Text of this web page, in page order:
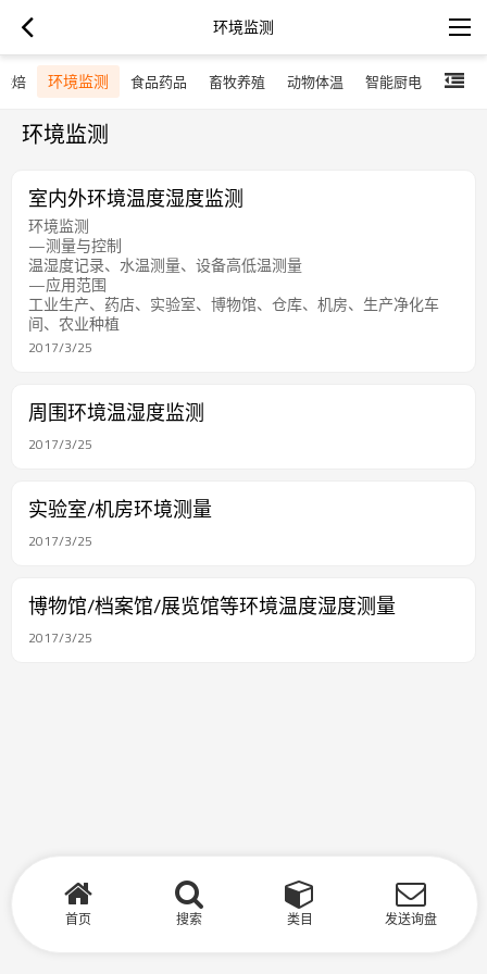
环境监测
焙 环境监测 食品药品 畜牧养殖 动物体温 智能厨电
环境监测
室内外环境温度湿度监测
环境监测
—测量与控制
温湿度记录、水温测量、设备高低温测量
—应用范围
工业生产、药店、实验室、博物馆、仓库、机房、生产净化车
间、农业种植
2017/3/25
周围环境温湿度监测
2017/3/25
实验室/机房环境测量
2017/3/25
博物馆/档案馆/展览馆等环境温度湿度测量
2017/3/25
首页 搜索 类目 发送询盘